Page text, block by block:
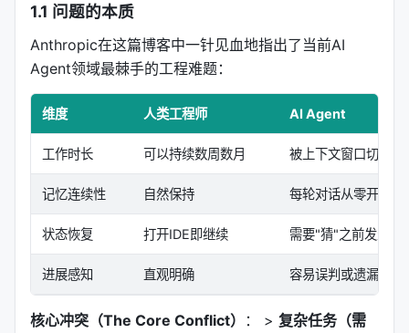
1.1 问题的本质
Anthropic在这篇博客中一针见血地指出了当前AI
Agent领域最棘手的工程难题：
维度 人类工程师 AI Agent
工作时长 可以持续数周数月 被上下文窗口切成碎
记忆连续性 自然保持 每轮对话从零开始
状态恢复 打开IDE即继续 需要"猜"之前发生了
进展感知 直观明确 容易误判或遗漏
核心冲突（The Core Conflict） ： > 复杂任务（需